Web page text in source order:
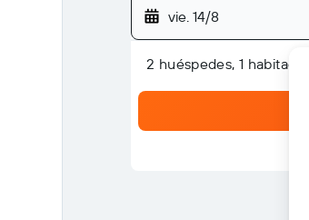
vie. 14/8
2 huéspedes, 1 habitación